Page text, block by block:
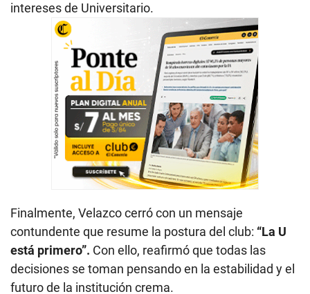
intereses de Universitario.
Finalmente, Velazco cerró con un mensaje
contundente que resume la postura del club: “La U
está primero”. Con ello, reafirmó que todas las
decisiones se toman pensando en la estabilidad y el
futuro de la institución crema.